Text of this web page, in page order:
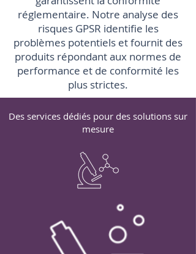
réglementaire. Notre analyse des
risques GPSR identifie les
problèmes potentiels et fournit des
produits répondant aux normes de
performance et de conformité les
plus strictes.
Des services dédiés pour des solutions sur
mesure